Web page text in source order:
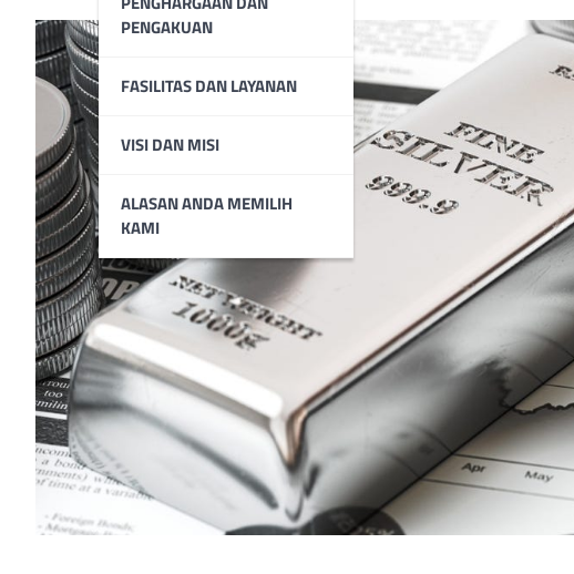
PENGAKUAN
FASILITAS DAN LAYANAN
VISI DAN MISI
ALASAN ANDA MEMILIH
KAMI